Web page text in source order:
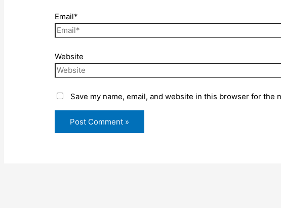
Email*
Website
Save my name, email, and website in this browser for the